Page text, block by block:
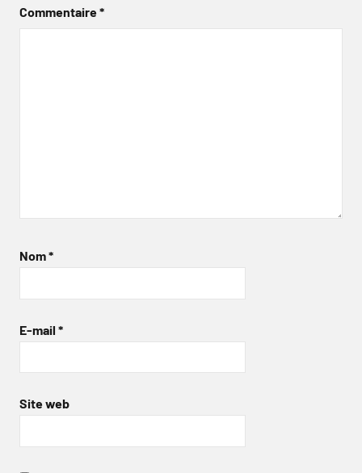
Commentaire*
Nom*
E-mail *
Site web